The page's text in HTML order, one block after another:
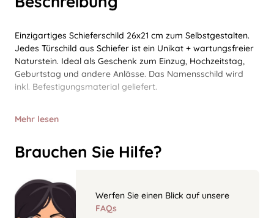
Einzigartiges Schieferschild 26x21 cm zum Selbstgestalten.
Jedes Türschild aus Schiefer ist ein Unikat + wartungsfreier
Naturstein. Ideal als Geschenk zum Einzug, Hochzeitstag,
Geburtstag und andere Anlässe. Das Namensschild wird
inkl. Befestigungsmaterial geliefert.
Mehr lesen
Brauchen Sie Hilfe?
Werfen Sie einen Blick auf unsere
FAQs